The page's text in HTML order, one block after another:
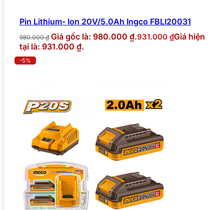
Pin Lithium- Ion 20V/5.0Ah Ingco FBLI20031
980.000₫ Giá gốc là: 980.000 ₫.931.000 ₫Giá hiện
tại là: 931.000 ₫.
-5%